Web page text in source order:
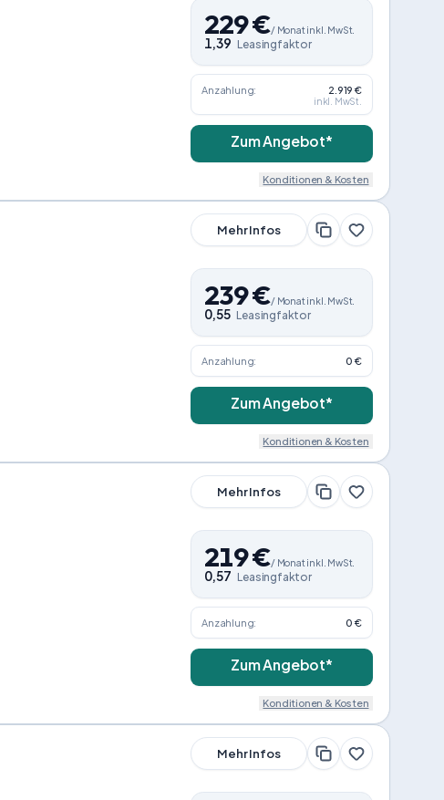
229€/ Monat inkl. MwSt.
1,39 Leasingfaktor
Anzahlung: 2.919 €
inkl. MwSt.
Zum Angebot*
Konditionen & Kosten
Mehr Infos
239€/ Monat inkl. MwSt.
0,55 Leasingfaktor
Anzahlung: 0 €
Zum Angebot*
Konditionen & Kosten
Mehr Infos
219€/ Monat inkl. MwSt.
0,57 Leasingfaktor
Anzahlung: 0 €
Zum Angebot*
Konditionen & Kosten
Mehr Infos